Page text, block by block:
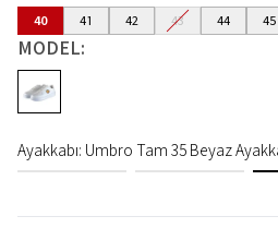
40 41 42 43 44 45
MODEL:
Ayakkabı: Umbro Tam 35 Beyaz